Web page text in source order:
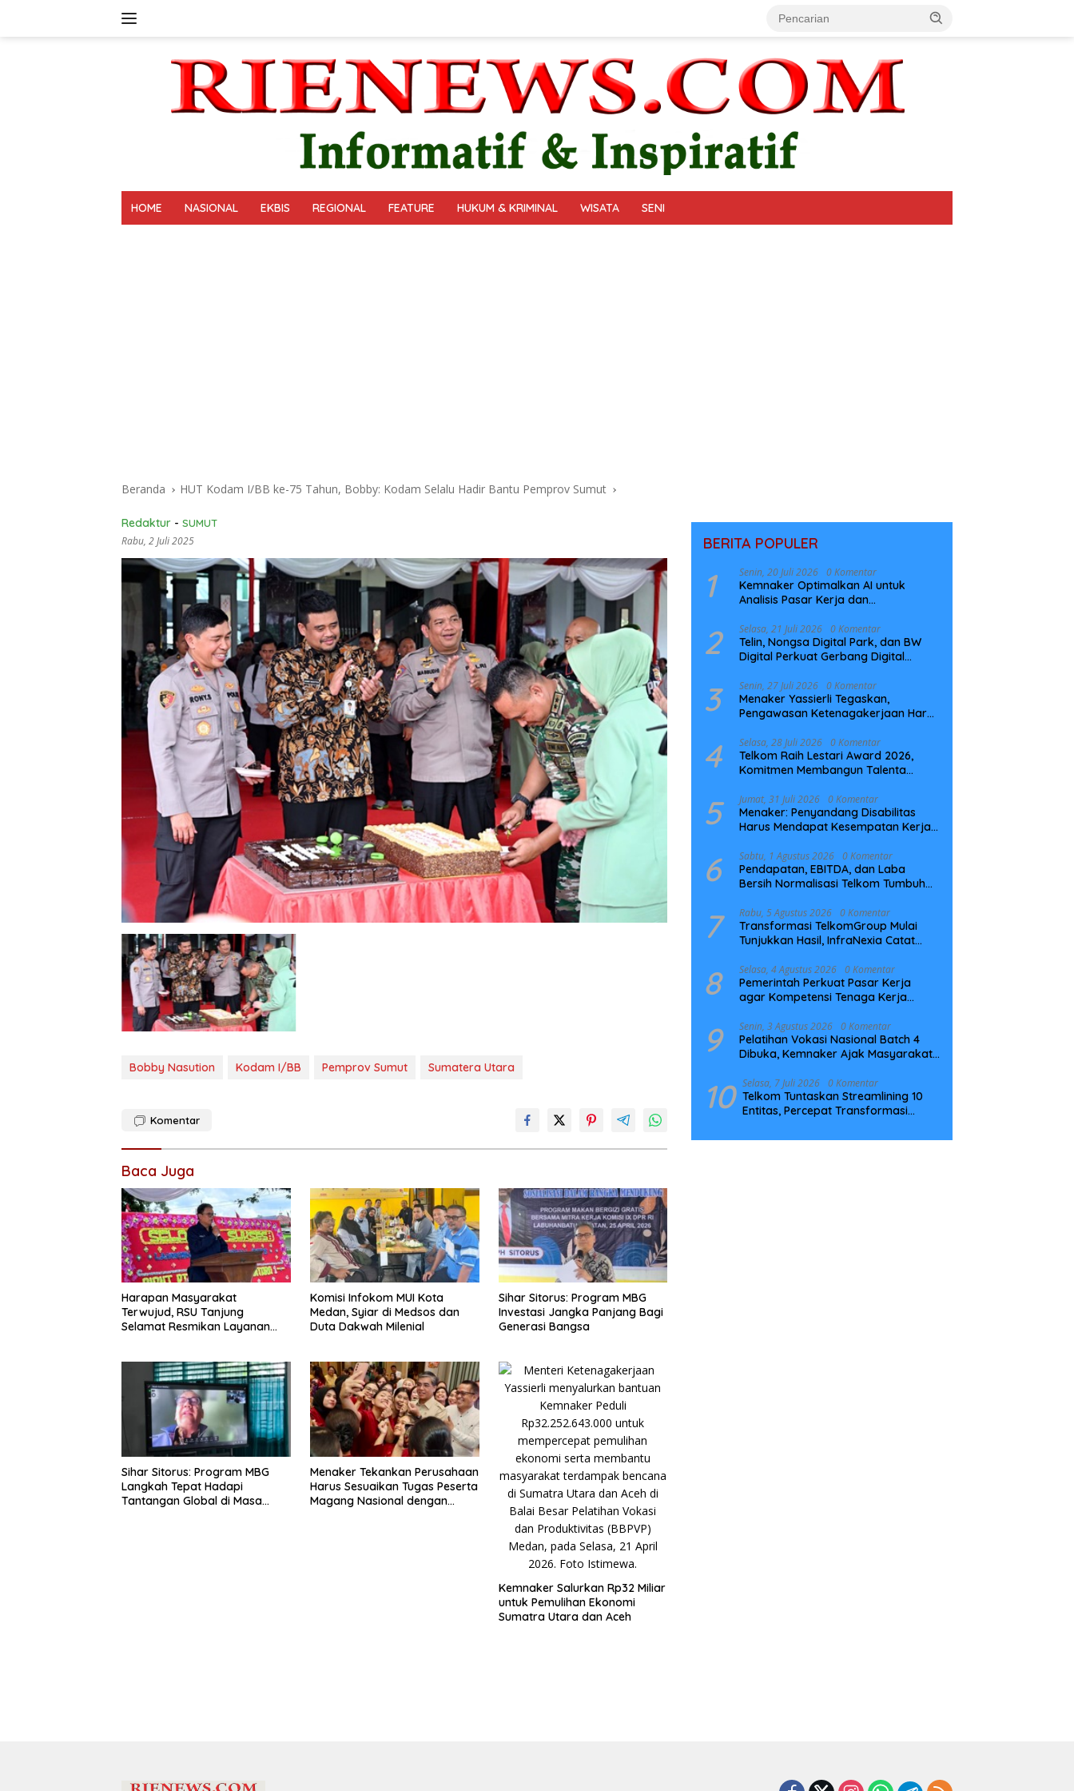
HOME NASIONAL EKBIS REGIONAL FEATURE HUKUM & KRIMINAL WISATA SENI
Beranda HUT Kodam I/BB ke-75 Tahun, Bobby: Kodam Selalu Hadir Bantu Pemprov Sumut
Redaktur - SUMUT
Rabu, 2 Juli 2025
Bobby Nasution Kodam I/BB Pemprov Sumut Sumatera Utara
Komentar
Baca Juga
Harapan Masyarakat
Terwujud, RSU Tanjung
Selamat Resmikan Layanan
Komisi Infokom MUI Kota
Medan, Syiar di Medsos dan
Duta Dakwah Milenial
Sihar Sitorus: Program MBG
Investasi Jangka Panjang Bagi
Generasi Bangsa
Sihar Sitorus: Program MBG
Langkah Tepat Hadapi
Tantangan Global di Masa
Menaker Tekankan Perusahaan
Harus Sesuaikan Tugas Peserta
Magang Nasional dengan
Kemnaker Salurkan Rp32 Miliar
untuk Pemulihan Ekonomi
Sumatra Utara dan Aceh
BERITA POPULER
1 Senin, 20 Juli 2026 0 Komentar
Kemnaker Optimalkan AI untuk
Analisis Pasar Kerja dan
2 Selasa, 21 Juli 2026 0 Komentar
Telin, Nongsa Digital Park, dan BW
Digital Perkuat Gerbang Digital
NCC
3 Senin, 27 Juli 2026 0 Komentar
Menaker Yassierli Tegaskan,
Pengawasan Ketenagakerjaan Harus
4 Selasa, 28 Juli 2026 0 Komentar
Telkom Raih Lestari Award 2026,
Komitmen Membangun Talenta
5 Jumat, 31 Juli 2026 0 Komentar
Menaker: Penyandang Disabilitas
Harus Mendapat Kesempatan Kerja
6 Sabtu, 1 Agustus 2026 0 Komentar
Pendapatan, EBITDA, dan Laba
Bersih Normalisasi Telkom Tumbuh
7 Rabu, 5 Agustus 2026 0 Komentar
Transformasi TelkomGroup Mulai
Tunjukkan Hasil, InfraNexia Catat
Digital Nasional
8 Selasa, 4 Agustus 2026 0 Komentar
Pemerintah Perkuat Pasar Kerja
agar Kompetensi Tenaga Kerja
9 Senin, 3 Agustus 2026 0 Komentar
Pelatihan Vokasi Nasional Batch 4
Dibuka, Kemnaker Ajak Masyarakat
10 Selasa, 7 Juli 2026 0 Komentar
Telkom Tuntaskan Streamlining 10
Entitas, Percepat Transformasi